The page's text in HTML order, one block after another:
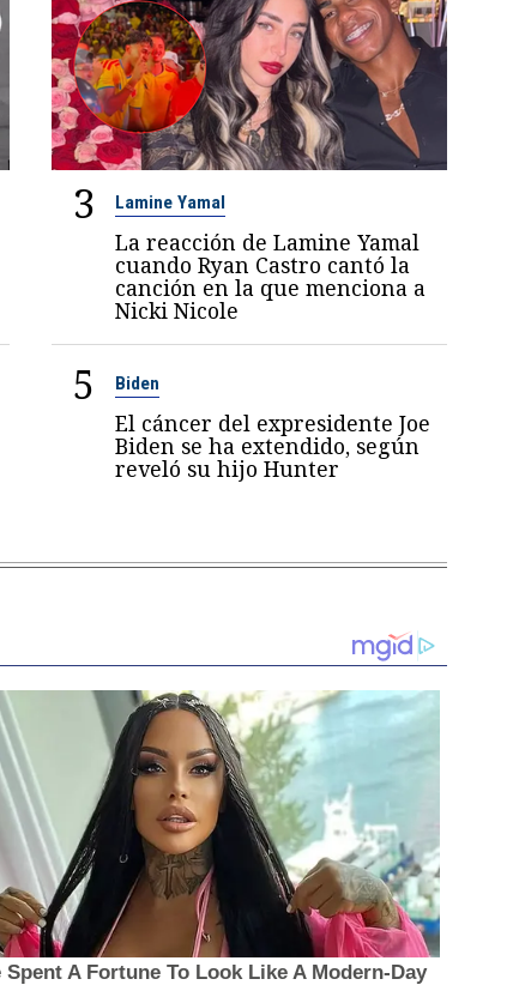
3 Lamine Yamal
La reacción de Lamine Yamal
cuando Ryan Castro cantó la
canción en la que menciona a
Nicki Nicole
5 Biden
El cáncer del expresidente Joe
Biden se ha extendido, según
reveló su hijo Hunter